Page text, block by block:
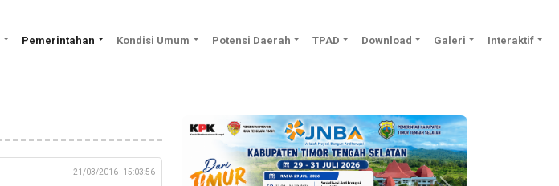
Pemerintahan Kondisi Umum Potensi Daerah TPAD Download Galeri Interaktif
21/03/2016 15:03:56